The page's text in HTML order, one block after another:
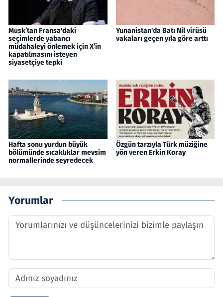
Musk’tan Fransa'daki
seçimlerde yabancı
müdahaleyi önlemek için X’in
kapatılmasını isteyen
siyasetçiye tepki
Yunanistan'da Batı Nil virüsü
vakaları geçen yıla göre arttı
Hafta sonu yurdun büyük
bölümünde sıcaklıklar mevsim
normallerinde seyredecek
Özgün tarzıyla Türk müziğine
yön veren Erkin Koray
Yorumlar